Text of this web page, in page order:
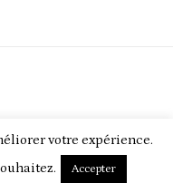
votre expérience.
Accepter